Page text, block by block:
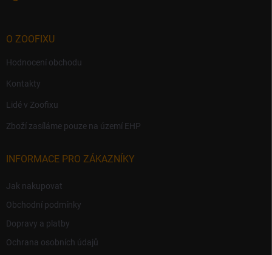
O ZOOFIXU
Hodnocení obchodu
Kontakty
Lidé v Zoofixu
Zboží zasíláme pouze na území EHP
INFORMACE PRO ZÁKAZNÍKY
Jak nakupovat
Obchodní podmínky
Dopravy a platby
Ochrana osobních údajů